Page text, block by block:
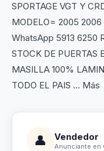
SPORTAGE VGT Y
MODELO= 2005
WhatsApp 5913 6250
STOCK DE PUERTAS
MASILLA 100%
TODO EL PAIS ... Más
👤 Vendedor
Anunciante en